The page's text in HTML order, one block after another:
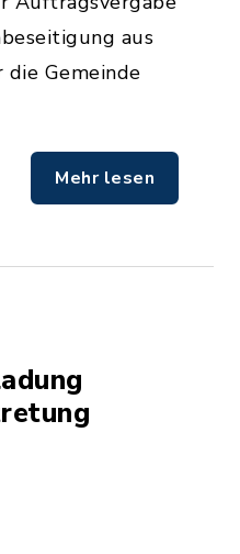
aus
Gemeinde
Mehr lesen